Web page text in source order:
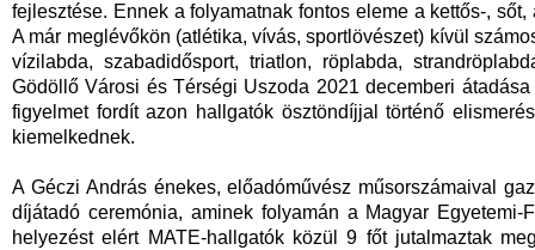
fejlesztése. Ennek a folyamatnak fontos eleme a kettős-,
A már meglévőkön (atlétika, vívás, sportlövészet) kívül
vízilabda, szabadidősport, triatlon, röplabda,
Gödöllő Városi és Térségi Uszoda 2021 decemberi
figyelmet fordít azon hallgatók ösztöndíjjal történő
kiemelkednek.
A Géczi András énekes, előadóművész műsorszámaival
díjátadó ceremónia, aminek folyamán a Magyar
helyezést elért MATE-hallgatók közül 9 főt jutalmaztak